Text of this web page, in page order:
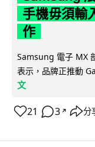
手機毋須輸
作
Samsung 電子 MX
表示，品牌正推動
文
21 3 ↗ 分